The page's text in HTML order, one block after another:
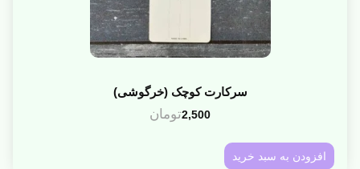
سرکارت کوچک (خرگوشی)
2,500تومان
افزودن به سبد خرید